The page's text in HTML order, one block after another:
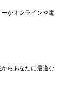
がオンラインや電
らあなたに最適な